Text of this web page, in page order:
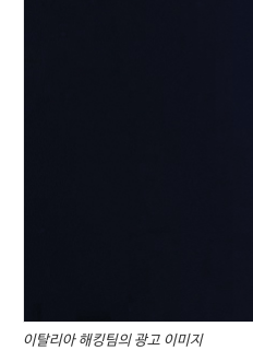
이탈리아 해킹팀의 광고 이미지